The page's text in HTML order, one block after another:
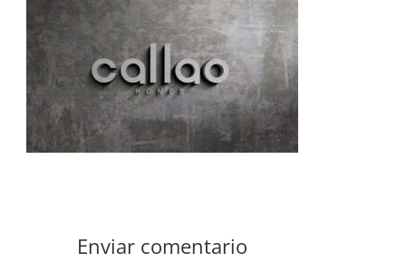
Enviar comentario